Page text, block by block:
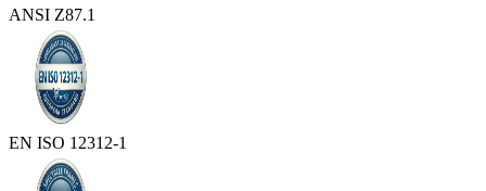
ANSI Z87.1
EN ISO 12312-1